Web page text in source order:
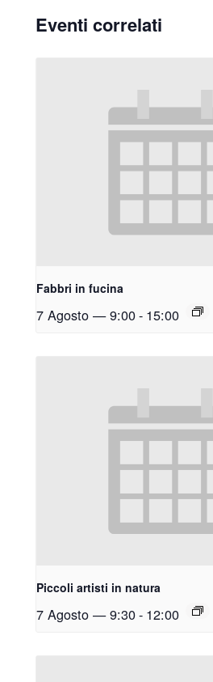
Eventi correlati
Fabbri in fucina
7 Agosto — 9:00- 15:00
Piccoli artisti in natura
7 Agosto — 9:30- 12:00